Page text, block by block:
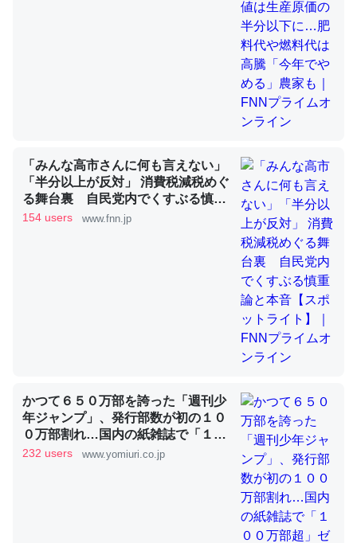
昆虫ってカルシウム少ないのか。知らんかった。調べたら
コオロギのカルシウム分はエビの600分の1程度。
論文では「淡水はカルシウムも酸素も不足してて両方に不
利だから両方が拮抗してるのでは」とあって面白い。海に
いる鋏角類（カブトガニ・ウミグモ）はカルシウムを使わ
ずキチンを強化してる筈だが、酵素が違うのか？
─ニュース :: 【研究発表】昆虫学の大問題＝「昆虫はなぜ海にいな
これを元に考えるとカルシウムを大量に使う脊椎動物と貝
類は苦労してるんだな…。腹足類だと殻を無くしてナメク
─ニュース :: 【研究発表】昆虫学の大問題＝「昆虫はなぜ海にいな
「みんな高市さんに何も言えない」
「半分以上が反対」 消費税減税めぐ
る舞台裏 自民党内でくすぶる慎重
論と本音【スポットライト】｜FNN
154 users www.fnn.jp
かつて６５０万部を誇った「週刊少
年ジャンプ」、発行部数が初の１０
０万部割れ…国内の紙雑誌で「１０
０万部超」ゼロに
232 users www.yomiuri.co.jp